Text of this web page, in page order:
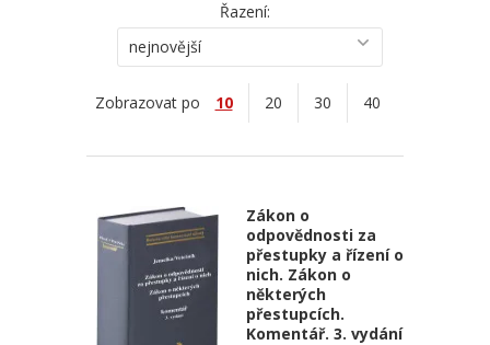
Řazení:
nejnovější
Zobrazovat po 10 20 30 40
Zákon o
odpovědnosti za
přestupky a řízení o
nich. Zákon o
některých
přestupcích.
Komentář. 3. vydání